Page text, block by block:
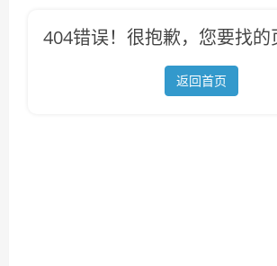
404错误！很抱歉，您要找的
返回首页